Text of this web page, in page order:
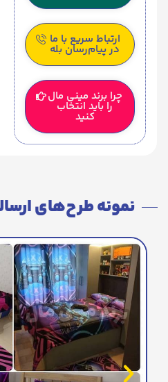
ارتباط سریع با ما
در پیام‌رسان بله
چرا برند مینی مال
را باید انتخاب
کنید
نمونه طرح‌های